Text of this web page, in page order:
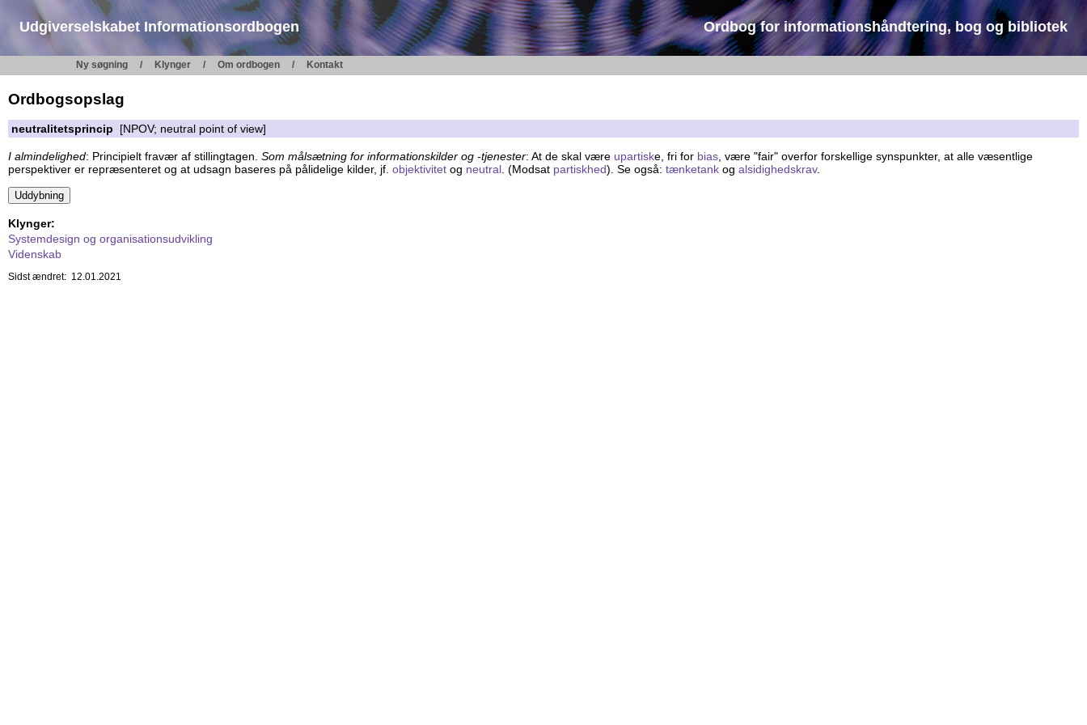
Udgiverselskabet Informationsordbogen Ordbog for informationshåndtering, bog og bibliotek
Ny søgning Klynger Om ordbogen Kontakt
Ordbogsopslag
neutralitetsprincip [NPOV; neutral point of view]
I almindelighed: Principielt fravær af stillingtagen. Som målsætning for informationskilder og -tjenester: At de skal være upartiske, fri for bias , være "fair" overfor forskellige synspunkter, at alle væsentlige
perspektiver er repræsenteret og at udsagn baseres på pålidelige kilder, jf. objektivitet og neutral . (Modsat partiskhed). Se også: tænketank og alsidighedskrav.
Klynger:
Systemdesign og organisationsudvikling
Videnskab
Sidst ændret: 12.01.2021